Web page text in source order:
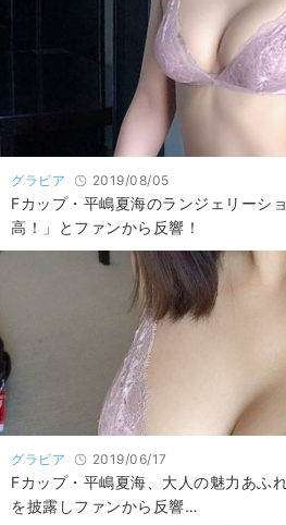
グラビア 2019/08/05
Fカップ・平嶋夏海のランジェリーシ
高！」とファンから反響！
グラビア 2019/06/17
Fカップ・平嶋夏海、大人の魅力あふ
を披露しファンから反響…